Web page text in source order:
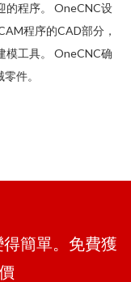
的程序。 OneCNC设
程序的CAD部分，
模工具。 OneCNC确
件。
簡單。免費獲